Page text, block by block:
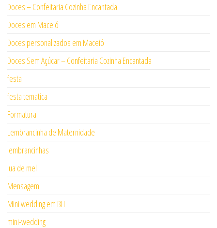
Doces – Confeitaria Cozinha Encantada
Doces em Maceió
Doces personalizados em Maceió
Doces Sem Açúcar – Confeitaria Cozinha Encantada
festa
festa tematica
Formatura
Lembrancinha de Maternidade
lembrancinhas
lua de mel
Mensagem
Mini wedding em BH
mini-wedding